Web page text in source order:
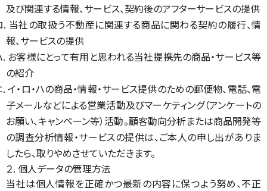
及び関連する情報、サービス、契約後のアフターサービスの提供
. 当社の取扱う不動産に関連する商品に関わる契約の履行、情
報、サービスの提供
. お客様にとって有用と思われる当社提携先の商品・サービス等
の紹介
. イ・ロ・ハの商品・情報・サービス提供のための郵便物、電話、電
子メールなどによる営業活動及びマーケティング（アンケートの
お願い、キャンペーン等）活動。顧客動向分析または商品開発等
の調査分析情報・サービスの提供は、ご本人の申し出がありま
したら、取りやめさせていただきます。
２. 個人データの管理方法
当社は個人情報を正確かつ最新の内容に保つよう努め、不正